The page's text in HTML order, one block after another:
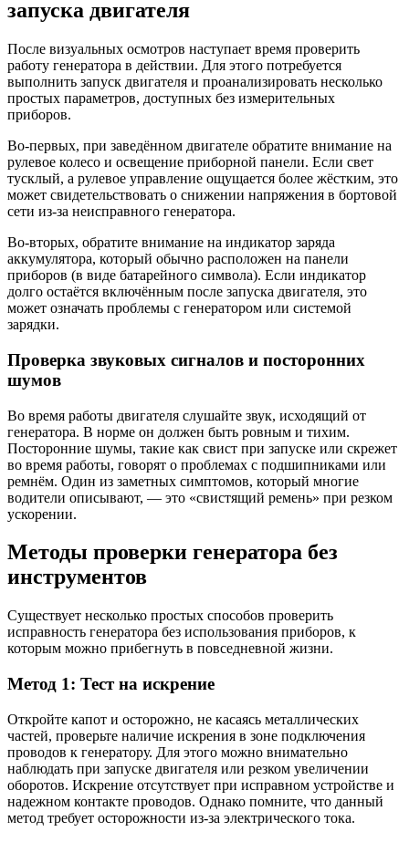
запуска двигателя
После визуальных осмотров наступает время проверить
работу генератора в действии. Для этого потребуется
выполнить запуск двигателя и проанализировать несколько
простых параметров, доступных без измерительных
приборов.
Во-первых, при заведённом двигателе обратите внимание на
рулевое колесо и освещение приборной панели. Если свет
тусклый, а рулевое управление ощущается более жёстким, это
может свидетельствовать о снижении напряжения в бортовой
сети из-за неисправного генератора.
Во-вторых, обратите внимание на индикатор заряда
аккумулятора, который обычно расположен на панели
приборов (в виде батарейного символа). Если индикатор
долго остаётся включённым после запуска двигателя, это
может означать проблемы с генератором или системой
зарядки.
Проверка звуковых сигналов и посторонних
шумов
Во время работы двигателя слушайте звук, исходящий от
генератора. В норме он должен быть ровным и тихим.
Посторонние шумы, такие как свист при запуске или скрежет
во время работы, говорят о проблемах с подшипниками или
ремнём. Один из заметных симптомов, который многие
водители описывают, — это «свистящий ремень» при резком
ускорении.
Методы проверки генератора без
инструментов
Существует несколько простых способов проверить
исправность генератора без использования приборов, к
которым можно прибегнуть в повседневной жизни.
Метод 1: Тест на искрение
Откройте капот и осторожно, не касаясь металлических
частей, проверьте наличие искрения в зоне подключения
проводов к генератору. Для этого можно внимательно
наблюдать при запуске двигателя или резком увеличении
оборотов. Искрение отсутствует при исправном устройстве и
надежном контакте проводов. Однако помните, что данный
метод требует осторожности из-за электрического тока.